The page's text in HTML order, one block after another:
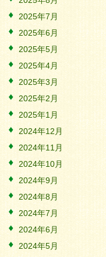
2025年7月
2025年6月
2025年5月
2025年4月
2025年3月
2025年2月
2025年1月
2024年12月
2024年11月
2024年10月
2024年9月
2024年8月
2024年7月
2024年6月
2024年5月